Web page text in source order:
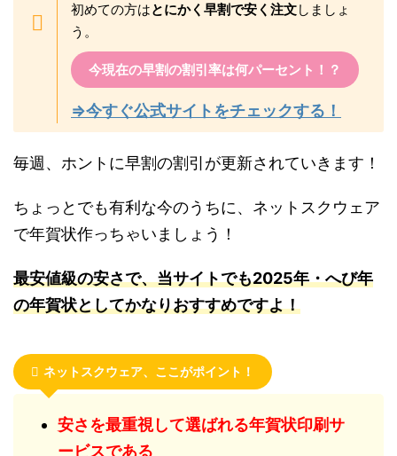
初めての方はとにかく早割で安く注文しましょ
う。
今現在の早割の割引率は何パーセント！？
⇒今すぐ公式サイトをチェックする！
毎週、ホントに早割の割引が更新されていきます！
ちょっとでも有利な今のうちに、ネットスクウェア
で年賀状作っちゃいましょう！
最安値級の安さで、当サイトでも2025年・へび年
の年賀状としてかなりおすすめですよ！
ネットスクウェア、ここがポイント！
安さを最重視して選ばれる年賀状印刷サ
ービスである